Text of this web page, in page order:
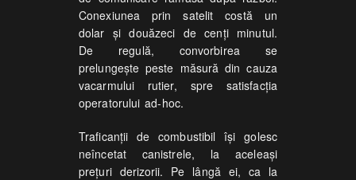
Conexiunea prin satelit costă un
dolar şi douăzeci de cenţi minutul.
De regulă, convorbirea se
prelungeşte peste măsură din cauza
vacarmului rutier, spre satisfacţia
operatorului ad-hoc.
Traficanţii de combustibil îşi golesc
neîncetat canistrele, la aceleaşi
preţuri derizorii. Pe lângă ei, ca la